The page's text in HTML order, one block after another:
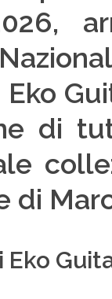
di
di